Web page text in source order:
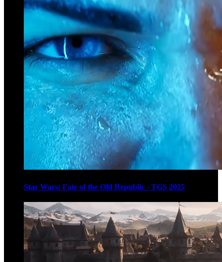
Star Wars: Fate of the Old Republic - TGS 2025